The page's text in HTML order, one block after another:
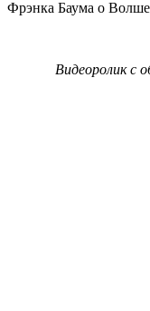
Фрэнка Баума о
Видеоролик с